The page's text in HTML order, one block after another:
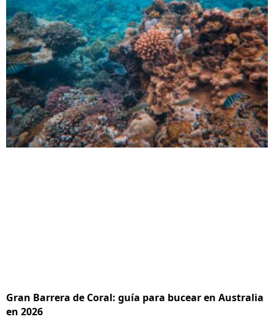
Gran Barrera de Coral: guía para bucear en Australia
en 2026